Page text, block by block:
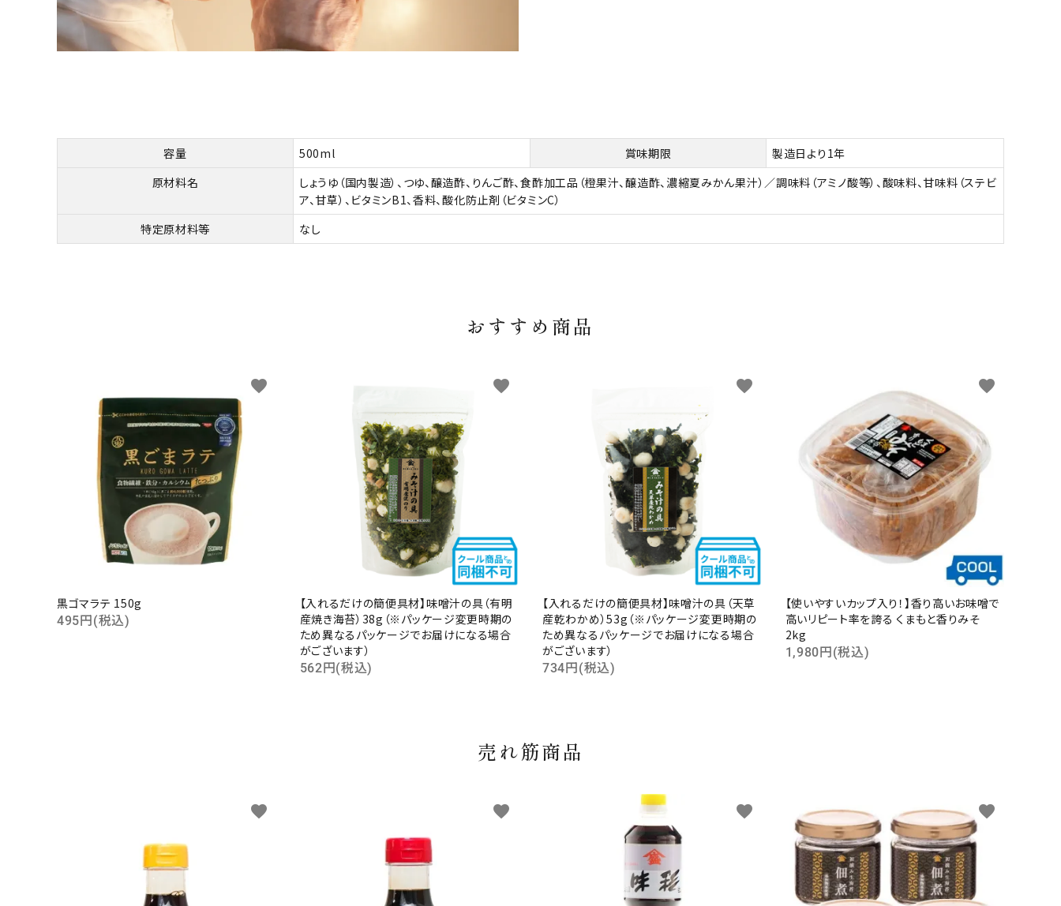
容量 500ml 賞味期限
製造日より1年
原材料名
しょうゆ（国内製造）、つゆ、醸造酢、りんご酢、食酢加工品（橙果汁、醸造酢、濃縮夏みかん果汁）／調味料（アミノ酸等）、酸味料、甘味料（ステビ
ア、甘草）、ビタミンB1、香料、酸化防止剤（ビタミンC）
特定原材料等
なし
おすすめ商品
黒ゴマラテ 150g
495円(税込)
favorite
【入れるだけの簡便具材】味噌汁の具（有明
産焼き海苔）38g（※パッケージ変更時期の
ため異なるパッケージでお届けになる場合
がございます）
562円(税込)
favorite
【入れるだけの簡便具材】味噌汁の具（天草
産乾わかめ）53g（※パッケージ変更時期の
ため異なるパッケージでお届けになる場合
がございます）
734円(税込)
favorite
【使いやすいカップ入り！】香り高いお味噌で
高いリピート率を誇る くまもと香りみそ
2kg
1,980円(税込)
favorite
売れ筋商品
favorite favorite favorite favorite